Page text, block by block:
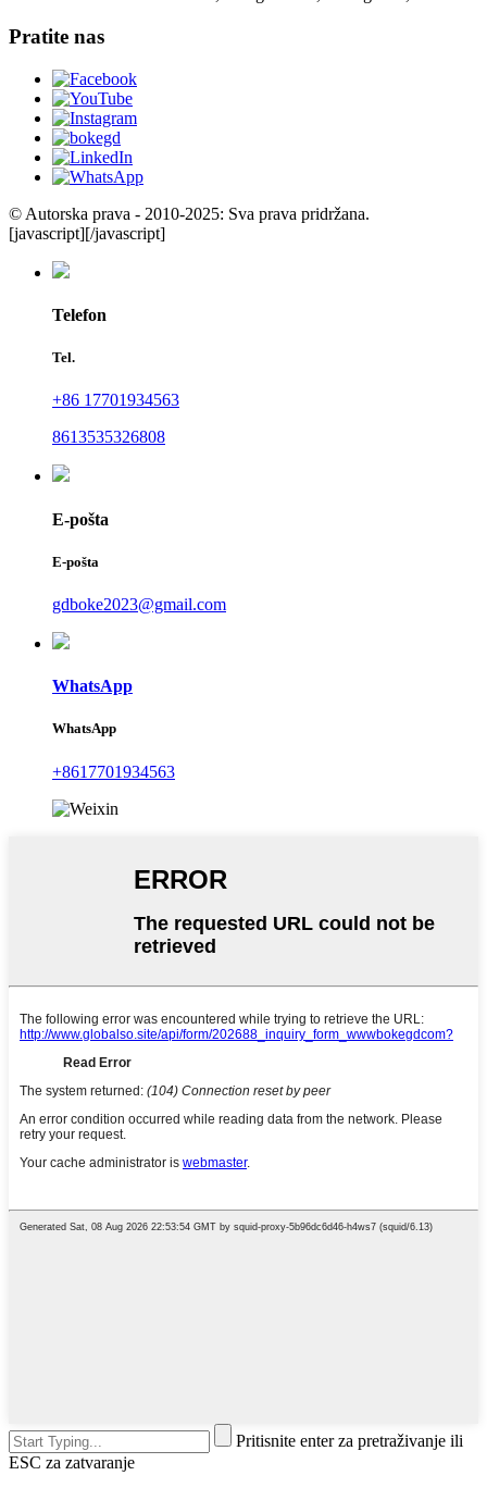
Pratite nas
© Autorska prava - 2010-2025: Sva prava pridržana.
[javascript][/javascript]
Telefon
Tel.
+86 17701934563
8613535326808
E-pošta
E-pošta
gdboke2023@gmail.com
WhatsApp
WhatsApp
+8617701934563
Pritisnite enter za pretraživanje ili
ESC za zatvaranje